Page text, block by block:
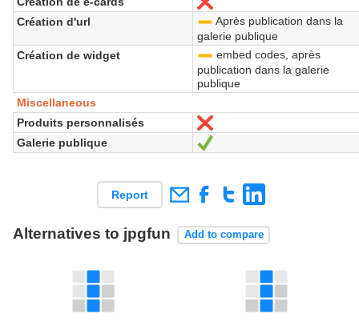
Création d'url
-Après publication dans la
galerie publique
Création de widget
-embed codes, après
publication dans la galerie
publique
Miscellaneous
Produits personnalisés
No
Galerie publique
Yes
Report
Alternatives to jpgfun Add to compare